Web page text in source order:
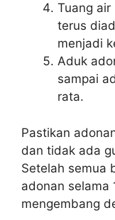
Tuang air
terus
menjadi
Aduk
sampai
rata.
Pastikan
dan tidak ada
Setelah semua
adonan selama
mengembang